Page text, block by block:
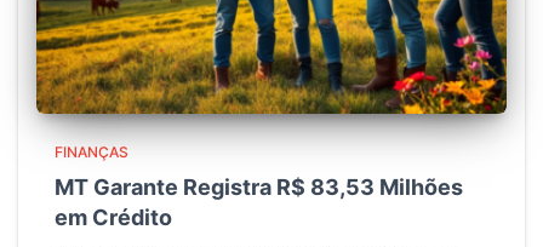
FINANÇAS
MT Garante Registra R$ 83,53 Milhões
em Crédito